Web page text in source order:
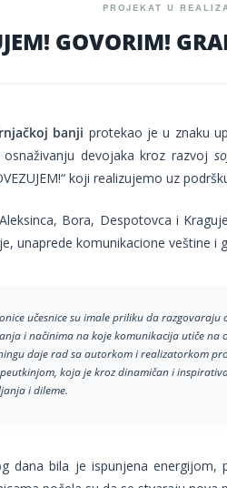
PROJEKAT U
GOVORIM!
banji protekao je u znaku
devojaka kroz razvoj
koji realizujemo uz
Bora, Despotovca i
unaprede komunikacione veštine i
učesnice su imale priliku da razgovaraju
i načinima na koje komunikacija utiče na
daje rad sa autorkom i realizatorkom
koja je kroz dinamičan i
i dileme.
dana bila je ispunjena energijom,